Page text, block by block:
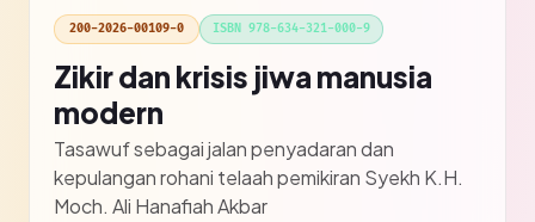
200-2026-00109-0 ISBN 978-634-321-000-9
Zikir dan krisis jiwa manusia
modern
Tasawuf sebagai jalan penyadaran dan
kepulangan rohani telaah pemikiran Syekh K.H.
Moch. Ali Hanafiah Akbar